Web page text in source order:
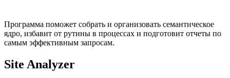
Программа поможет собрать и организовать семантическое
ядро, избавит от рутины в процессах и подготовит отчеты по
самым эффективным запросам.
Site Analyzer